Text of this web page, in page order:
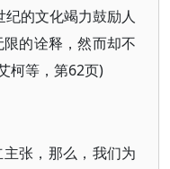
的文化竭力鼓励人
的诠释，然而却不
柯等，第62页)
张，那么，我们为